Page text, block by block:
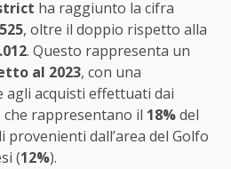
ha raggiunto la cifra
, oltre il doppio rispetto alla
. Questo rappresenta un
al 2023, con una
acquisti effettuati dai
rappresentano il 18%del
dall’area del Golfo
(12%).